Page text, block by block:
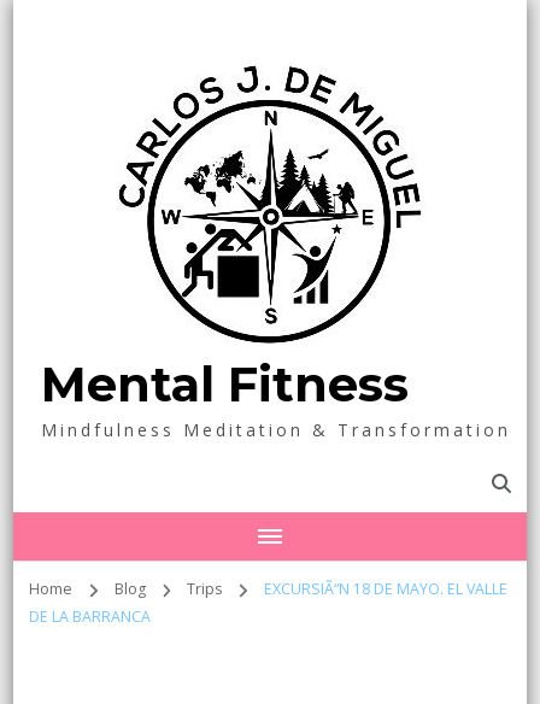
Mental Fitness
Mindfulness Meditation & Transformation
Home Blog Trips
EXCURSIÃ“N 18 DE MAYO. EL VALLE
DE LA BARRANCA